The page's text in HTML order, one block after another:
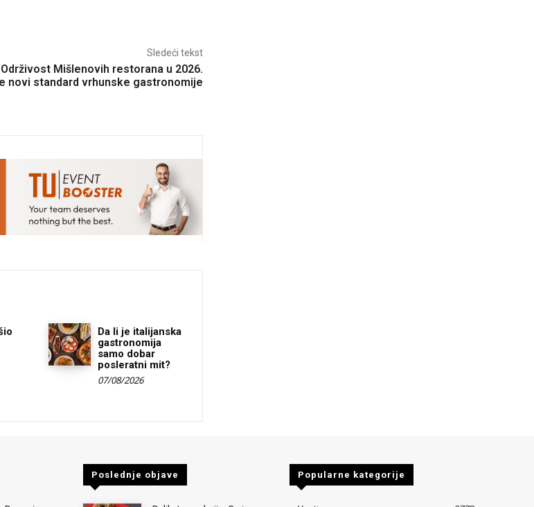
Sledeći tekst
Održivost Mišlenovih restorana u 2026.
novi standard vrhunske gastronomije
Da li je italijanska
gastronomija
samo dobar
posleratni mit?
07/08/2026
Poslednje objave Popularne kategorije